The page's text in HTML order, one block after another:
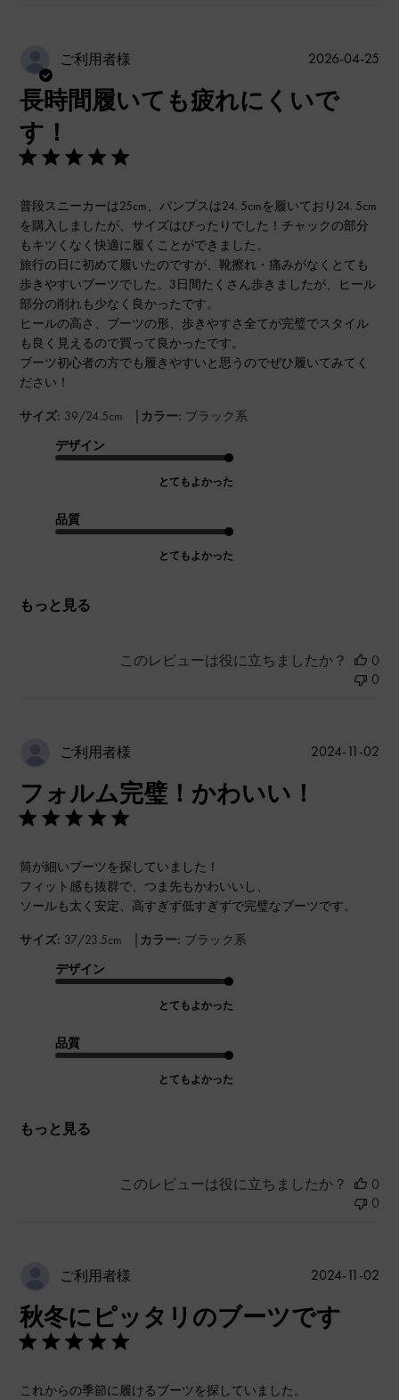
ご利用者様
長時間履いても疲れにくいで
す！
普段スニーカーは25cm、パンプスは24. 5cmを履いており24. 5cm
を購入しましたが、サイズはぴったりでした！チャックの部分
もキツくなく快適に履くことができました。
旅行の日に初めて履いたのですが、靴擦れ・痛みがなくとても
歩きやすいブーツでした。3日間たくさん歩きましたが、ヒール
部分の削れも少なく良かったです。
ヒールの高さ、ブーツの形、歩きやすさ全てが完璧でスタイル
も良く見えるので買って良かったです。
ブーツ初心者の方でも履きやすいと思うのでぜひ履いてみてく
ださい！
サイズ: 39/24.5cm | カラー: ブラック系
デザイン
とてもよかった
品質
とてもよかった
もっと見る
公
2026-04-25
このレビューは役に立ちましたか？
0
0
ご利用者様
フォルム完璧！かわいい！
筒が細いブーツを探していました！
フィット感も抜群で、つま先もかわいいし、
ソールも太く安定、高すぎず低すぎずで完璧なブーツです。
サイズ: 37/23.5cm | カラー: ブラック系
デザイン
とてもよかった
品質
とてもよかった
もっと見る
公
2024-11-02
このレビューは役に立ちましたか？
0
0
ご利用者様
秋冬にピッタリのブーツです
これからの季節に履けるブーツを探していました。
公
2024-11-02